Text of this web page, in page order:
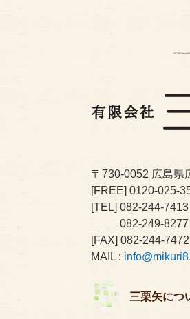
〒730-0052 広島県
[FREE] 0120-025-
[TEL] 082-244-7413
082-249-8277
[FAX] 082-244-7472
MAIL :
三栗矢につ